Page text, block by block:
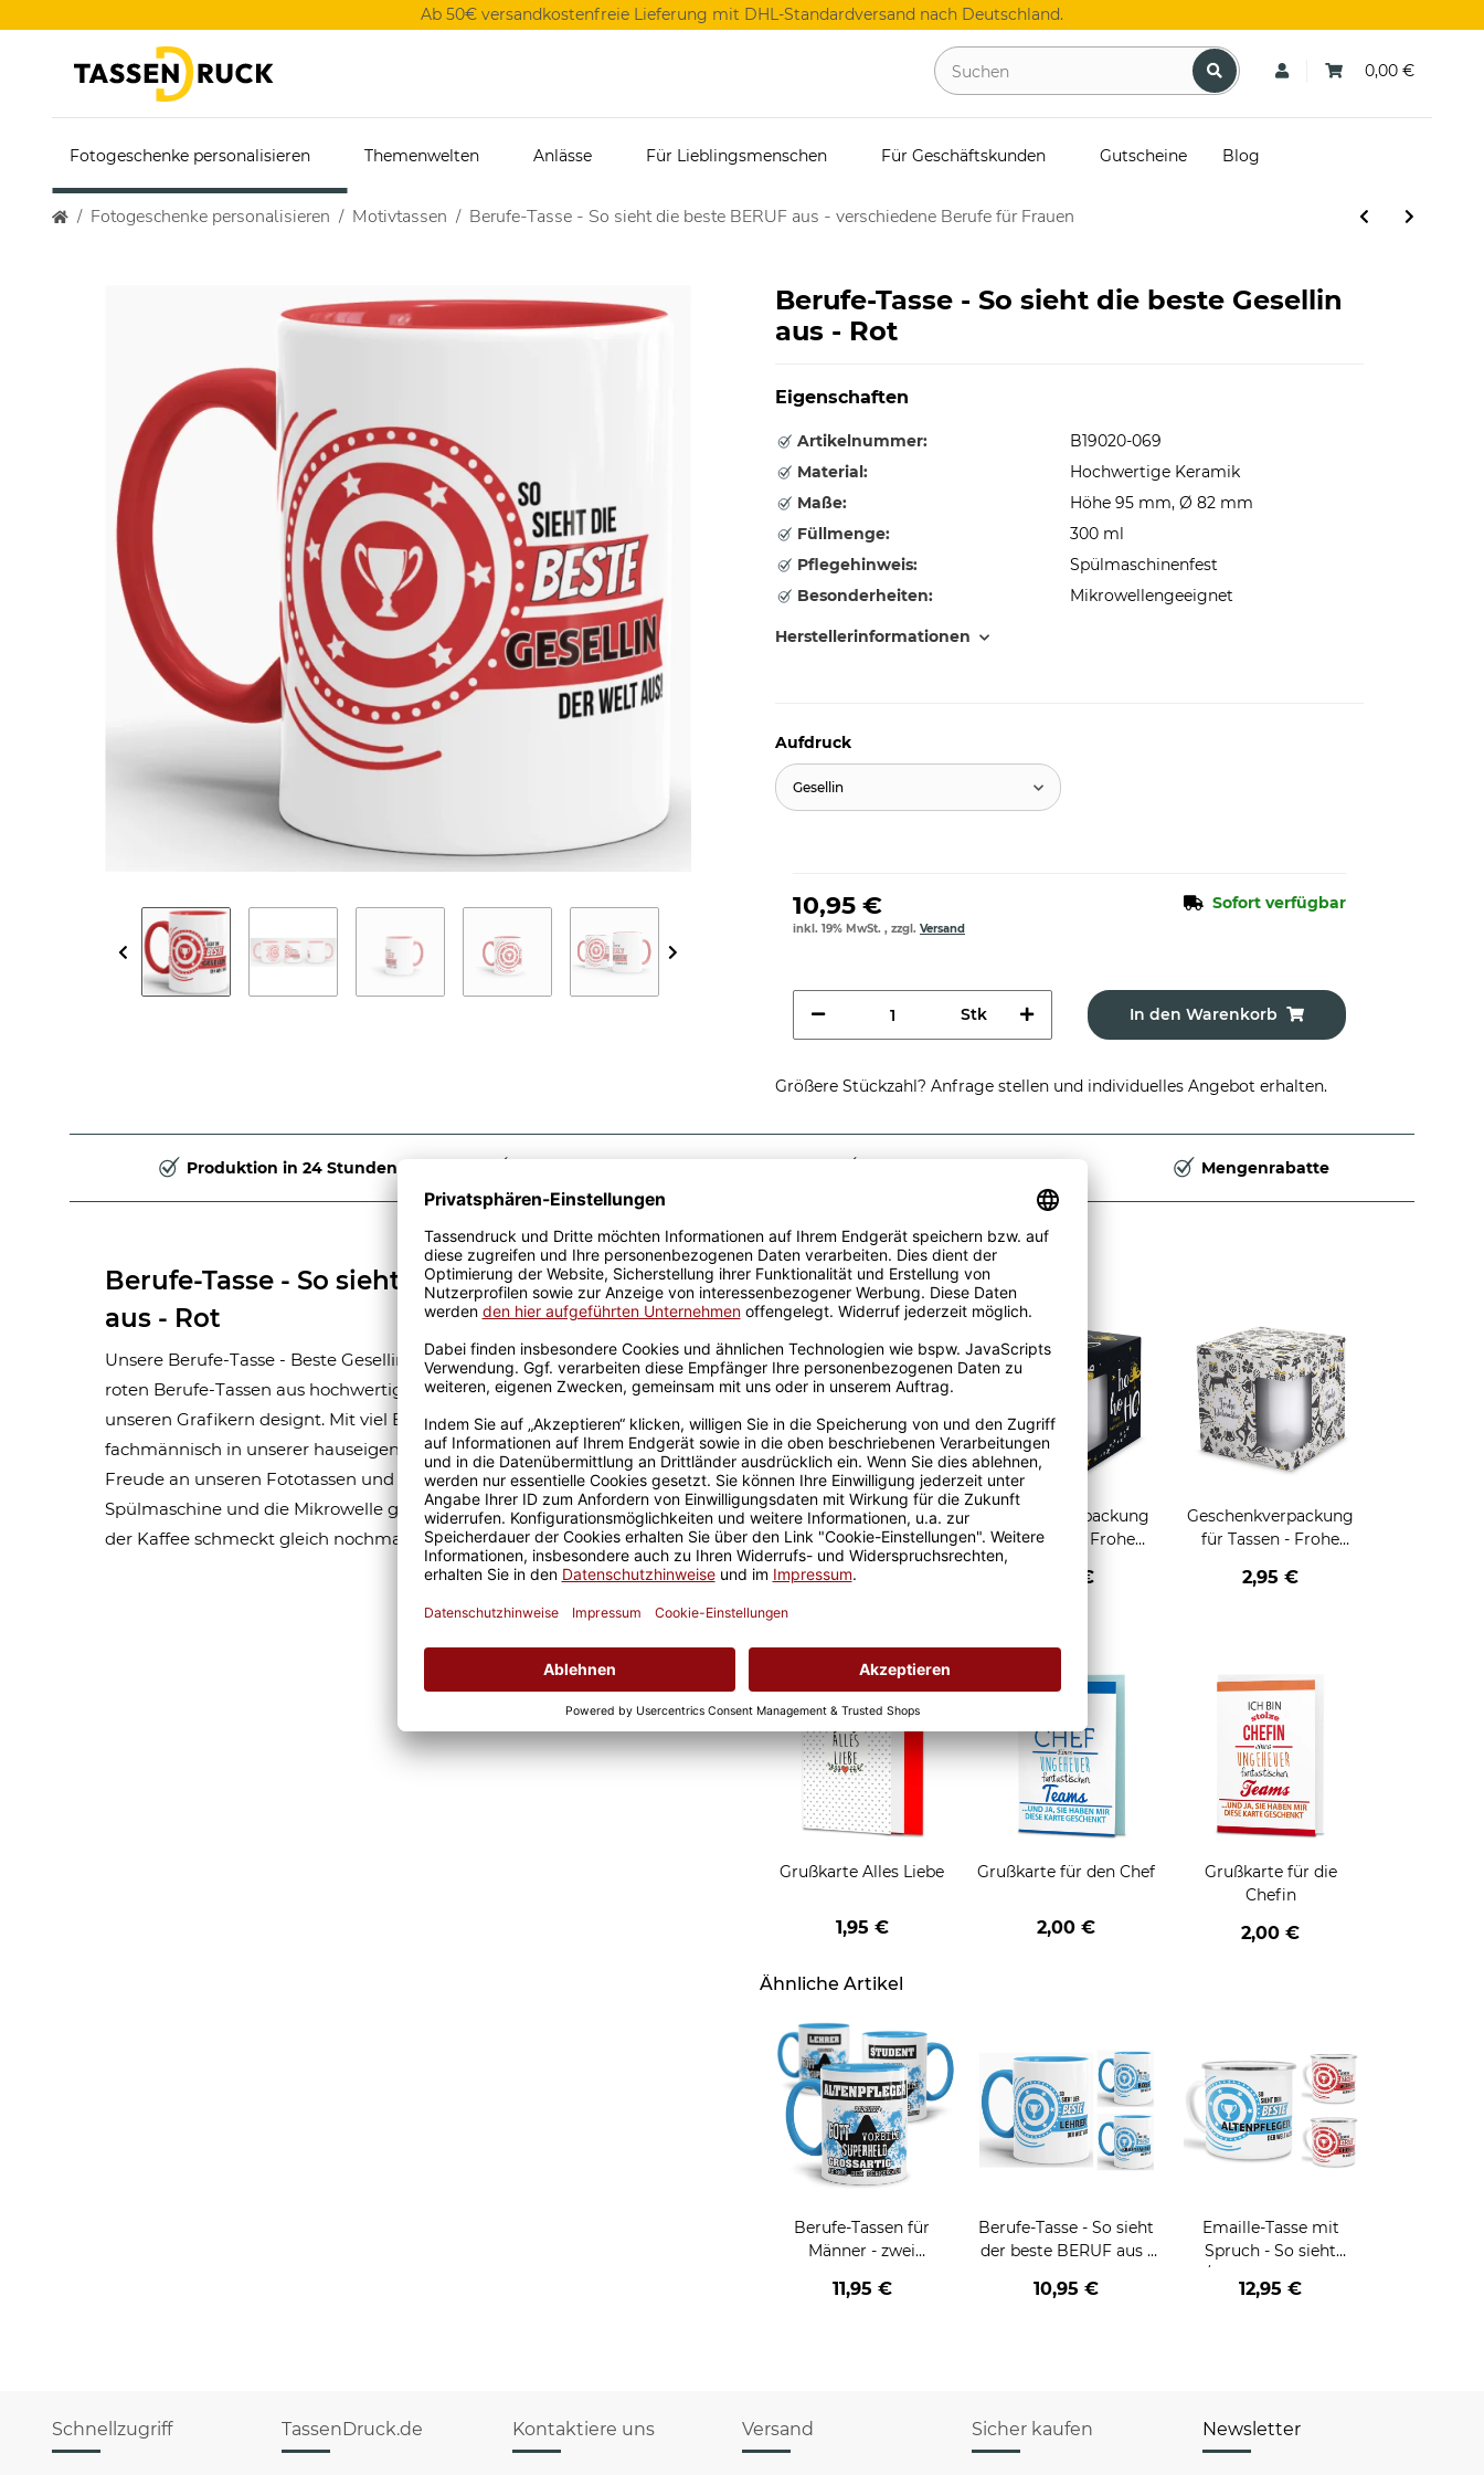
Ab 50€ versandkostenfreie Lieferung mit DHL-Standardversand nach Deutschland.
0,00 €
Fotogeschenke personalisieren Themenwelten Anlässe Für Lieblingsmenschen Für Geschäftskunden Gutscheine Blog
Fotogeschenke personalisieren Motivtassen Berufe-Tasse - So sieht die beste BERUF aus - verschiedene Berufe für Frauen
Berufe-Tasse - So sieht die beste Gesellin
aus - Rot
Eigenschaften
Artikelnummer:
B19020-069
Material:
Hochwertige Keramik
Maße:
Höhe 95 mm, Ø 82 mm
Füllmenge:
300 ml
Pflegehinweis:
Spülmaschinenfest
Besonderheiten:
Mikrowellengeeignet
Herstellerinformationen
Aufdruck
Gesellin
10,95 € Sofort verfügbar
inkl. 19% MwSt. , zzgl. Versand
Stk In den Warenkorb
Größere Stückzahl? Anfrage stellen und individuelles Angebot erhalten.
Produktion in 24 Stunden Mengenrabatte
Berufe-Tasse - So sieht die beste Gesellin
aus - Rot
Unsere Berufe-Tasse - Beste Gesellin - ist eine tolle Geschenkidee. Unsere
roten Berufe-Tassen aus hochwertiger Keramik wurden mit viel Liebe von
unseren Grafikern designt. Mit viel Erfahrung werden sie Handmade
fachmännisch in unserer hauseigenen Produktion bedruckt. Eine lange
Freude an unseren Fototassen und Motivtassen, die auch für die
Spülmaschine und die Mikrowelle geeignet sind, ist somit garantiert und
der Kaffee schmeckt gleich nochmal so gut. Egal ob zuhause oder im Büro.
Passende Verpackungen
Geschenkverpackung
für Tassen - Frohe
Weihnachten - HO HO
HO - rot
2,95 €
Geschenkverpackung
für Tassen - Frohe
Weihnachten - HO HO
HO - schwarz
2,95 €
Geschenkverpackung
für Tassen - Frohe
2,95 €
Grußkarten zum Verschenken
Grußkarte Alles Liebe
1,95 €
Grußkarte für den Chef
2,00 €
Grußkarte für die
Chefin
2,00 €
Ähnliche Artikel
Berufe-Tassen für
Männer - zwei
11,95 €
Berufe-Tasse - So sieht
der beste BERUF aus -
Männer - Hellblau
10,95 €
Emaille-Tasse mit
Spruch - So sieht
- aus
12,95 €
Schnellzugriff TassenDruck.de Kontaktiere uns Versand Sicher kaufen Newsletter